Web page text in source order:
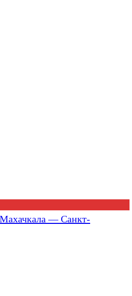
— Санкт-